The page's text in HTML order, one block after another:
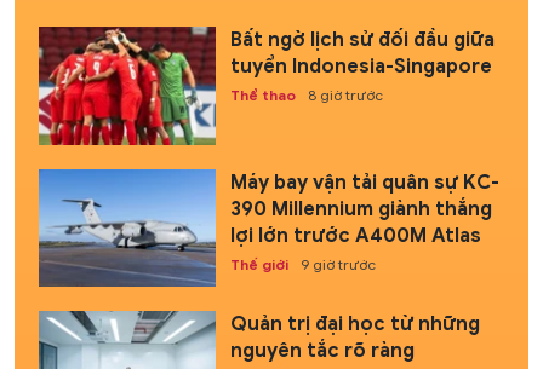
Bất ngờ lịch sử đối đầu giữa
tuyển Indonesia-Singapore
Thể thao 8 giờ trước
Máy bay vận tải quân sự KC-
390 Millennium giành thắng
lợi lớn trước A400M Atlas
Thế giới 9 giờ trước
Quản trị đại học từ những
nguyên tắc rõ ràng